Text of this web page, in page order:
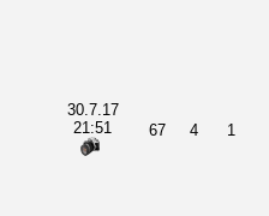
30.7.17
21:51
67 4 1